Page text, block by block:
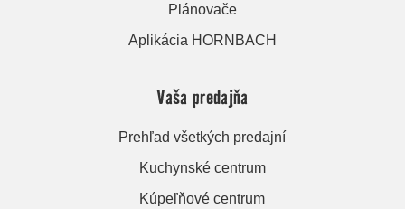
Plánovače
Aplikácia HORNBACH
Vaša predajňa
Prehľad všetkých predajní
Kuchynské centrum
Kúpeľňové centrum